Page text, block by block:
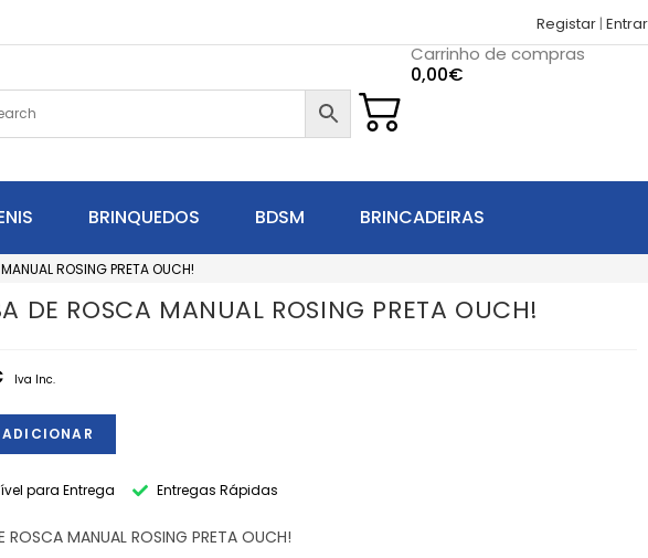
Registar| Entrar
Carrinho de compras
0,00€
BRINQUEDOS BDSM BRINCADEIRAS
ROSING PRETA OUCH!
DE ROSCA MANUAL ROSING PRETA OUCH!
Iva Inc.
ADICIONAR
para Entrega Entregas Rápidas
ROSCA MANUAL ROSING PRETA OUCH!